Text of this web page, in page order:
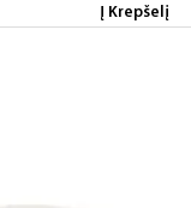
Į Krepšelį